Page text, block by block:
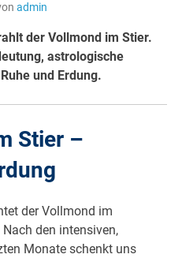
admin
der Vollmond im Stier.
astrologische
und Erdung.
Stier –
der Vollmond im
Nach den intensiven,
Monate schenkt uns